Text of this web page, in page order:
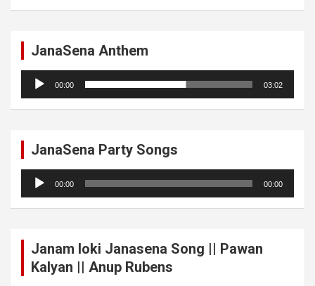
JanaSena Anthem
Audio
Player
00:00 03:02
JanaSena Party Songs
Audio
Player
00:00 00:00
Janam loki Janasena Song || Pawan
Kalyan || Anup Rubens